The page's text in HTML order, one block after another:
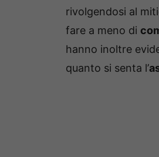
rivolgendosi al
fare a meno di
hanno inoltre
quanto si senta l’